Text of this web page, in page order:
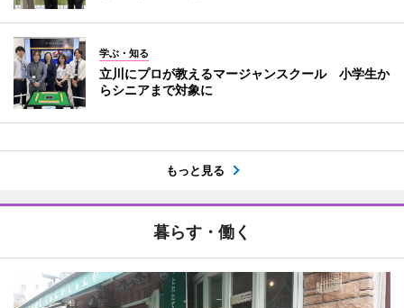
学ぶ・知る
立川にプロが教えるマージャンスクール 小学生か
らシニアまで対象に
もっと見る
暮らす・働く